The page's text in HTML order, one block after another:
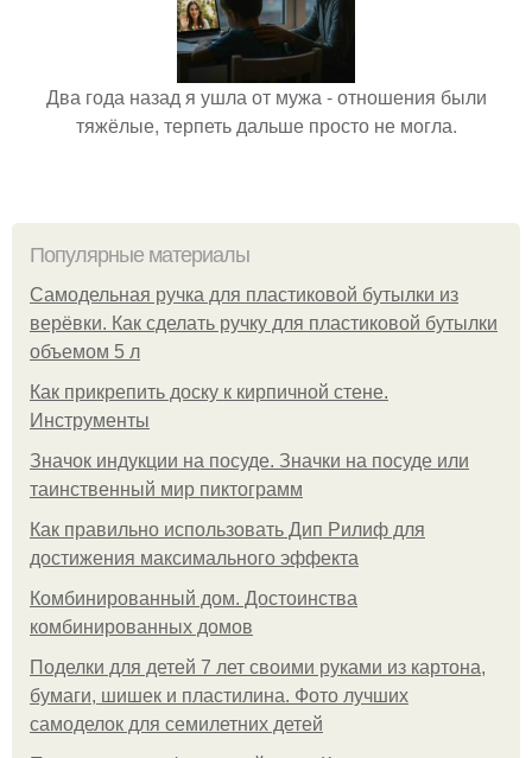
Два года назад я ушла от мужа - отношения были
тяжёлые, терпеть дальше просто не могла.
Популярные материалы
Самодельная ручка для пластиковой бутылки из
верёвки. Как сделать ручку для пластиковой бутылки
объемом 5 л
Как прикрепить доску к кирпичной стене.
Инструменты
Значок индукции на посуде. Значки на посуде или
таинственный мир пиктограмм
Как правильно использовать Дип Рилиф для
достижения максимального эффекта
Комбинированный дом. Достоинства
комбинированных домов
Поделки для детей 7 лет своими руками из картона,
бумаги, шишек и пластилина. Фото лучших
самоделок для семилетних детей